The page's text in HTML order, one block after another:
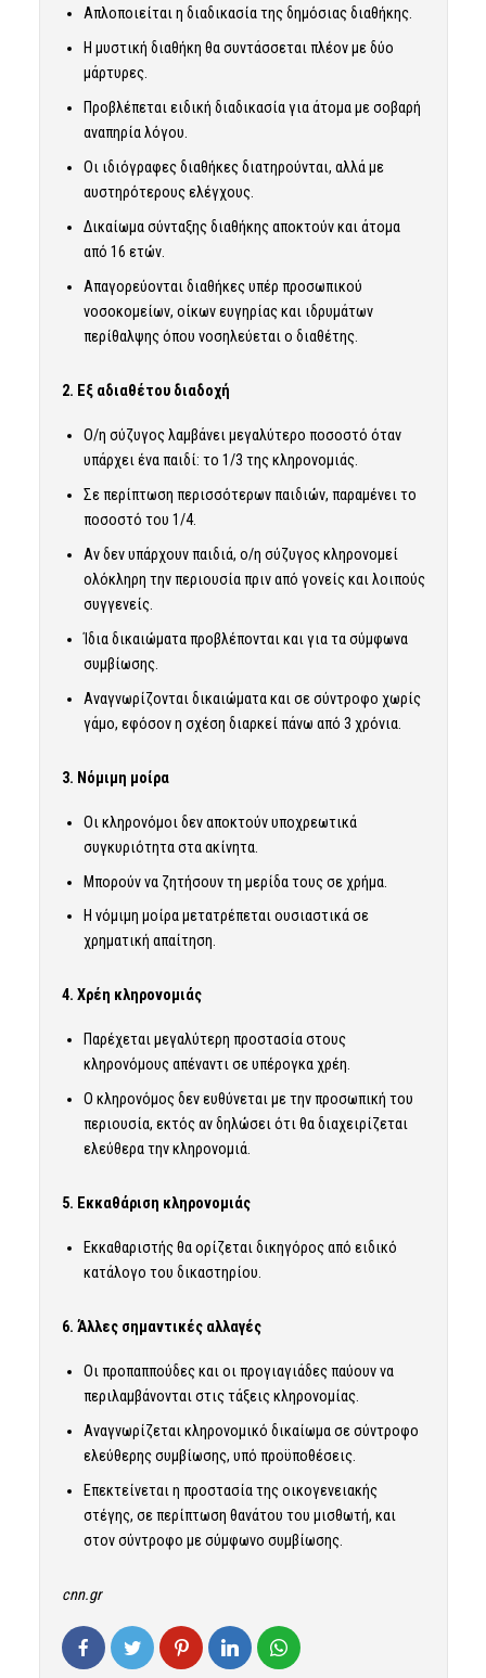
Απλοποιείται η διαδικασία της δημόσιας διαθήκης.
Η μυστική διαθήκη θα συντάσσεται πλέον με δύο
μάρτυρες.
Προβλέπεται ειδική διαδικασία για άτομα με σοβαρή
αναπηρία λόγου.
Οι ιδιόγραφες διαθήκες διατηρούνται, αλλά με
αυστηρότερους ελέγχους.
Δικαίωμα σύνταξης διαθήκης αποκτούν και άτομα
από 16 ετών.
Απαγορεύονται διαθήκες υπέρ προσωπικού
νοσοκομείων, οίκων ευγηρίας και ιδρυμάτων
περίθαλψης όπου νοσηλεύεται ο διαθέτης.
2. Εξ αδιαθέτου διαδοχή
Ο/η σύζυγος λαμβάνει μεγαλύτερο ποσοστό όταν
υπάρχει ένα παιδί: το 1/3 της κληρονομιάς.
Σε περίπτωση περισσότερων παιδιών, παραμένει το
ποσοστό του 1/4.
Αν δεν υπάρχουν παιδιά, ο/η σύζυγος κληρονομεί
ολόκληρη την περιουσία πριν από γονείς και λοιπούς
συγγενείς.
Ίδια δικαιώματα προβλέπονται και για τα σύμφωνα
συμβίωσης.
Αναγνωρίζονται δικαιώματα και σε σύντροφο χωρίς
γάμο, εφόσον η σχέση διαρκεί πάνω από 3 χρόνια.
3. Νόμιμη μοίρα
Οι κληρονόμοι δεν αποκτούν υποχρεωτικά
συγκυριότητα στα ακίνητα.
Μπορούν να ζητήσουν τη μερίδα τους σε χρήμα.
Η νόμιμη μοίρα μετατρέπεται ουσιαστικά σε
χρηματική απαίτηση.
4. Χρέη κληρονομιάς
Παρέχεται μεγαλύτερη προστασία στους
κληρονόμους απέναντι σε υπέρογκα χρέη.
Ο κληρονόμος δεν ευθύνεται με την προσωπική του
περιουσία, εκτός αν δηλώσει ότι θα διαχειρίζεται
ελεύθερα την κληρονομιά.
5. Εκκαθάριση κληρονομιάς
Εκκαθαριστής θα ορίζεται δικηγόρος από ειδικό
κατάλογο του δικαστηρίου.
6. Άλλες σημαντικές αλλαγές
Οι προπαππούδες και οι προγιαγιάδες παύουν να
περιλαμβάνονται στις τάξεις κληρονομίας.
Αναγνωρίζεται κληρονομικό δικαίωμα σε σύντροφο
ελεύθερης συμβίωσης, υπό προϋποθέσεις.
Επεκτείνεται η προστασία της οικογενειακής
στέγης, σε περίπτωση θανάτου του μισθωτή, και
στον σύντροφο με σύμφωνο συμβίωσης.
cnn.gr